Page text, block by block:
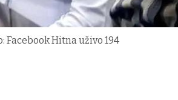
Hitna uživo 194